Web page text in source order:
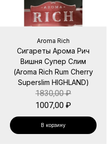
Aroma Rich
Сигареты Арома Рич
Вишня Супер Слим
(Aroma Rich Rum Cherry
Superslim HIGHLAND)
1830,00₽
1007,00 ₽
В корзину